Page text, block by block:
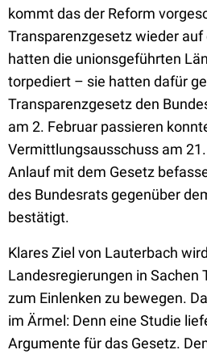
kommt das der Reform
Transparenzgesetz wieder
hatten die unionsgeführten
torpediert – sie hatten dafür
Transparenzgesetz den
am 2. Februar passieren
Vermittlungsausschuss am
Anlauf mit dem Gesetz
des Bundesrats gegenüber
bestätigt.
Klares Ziel von Lauterbach
Landesregierungen in Sachen
zum Einlenken zu bewegen.
im Ärmel: Denn eine Studie
Argumente für das Gesetz.